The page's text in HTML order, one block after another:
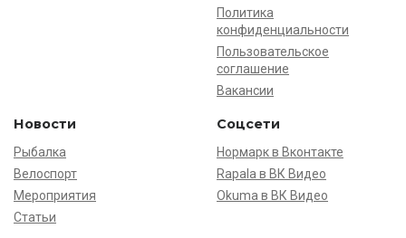
Политика
конфиденциальности
Пользовательское
соглашение
Вакансии
Новости
Рыбалка
Велоспорт
Мероприятия
Статьи
Соцсети
Нормарк в Вконтакте
Rapala в ВК Видео
Okuma в ВК Видео